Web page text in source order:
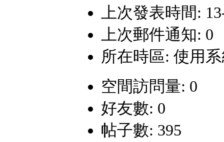
上次發表時間:
上次郵件通知: 0
所在時區: 使用
空間訪問量: 0
好友數: 0
帖子數: 395